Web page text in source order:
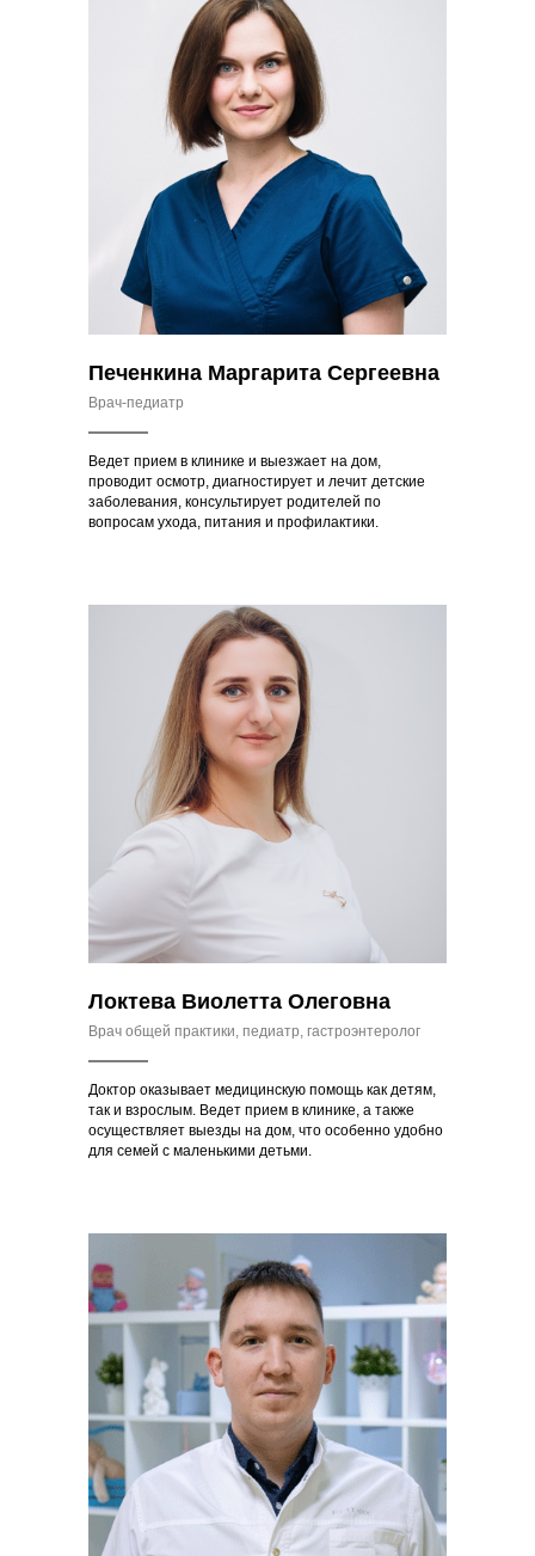
Печенкина Маргарита Сергеевна
Врач-педиатр
Ведет прием в клинике и выезжает на дом,
проводит осмотр, диагностирует и лечит детские
заболевания, консультирует родителей по
вопросам ухода, питания и профилактики.
Локтева Виолетта Олеговна
Врач общей практики, педиатр, гастроэнтеролог
Доктор оказывает медицинскую помощь как детям,
так и взрослым. Ведет прием в клинике, а также
осуществляет выезды на дом, что особенно удобно
для семей с маленькими детьми.